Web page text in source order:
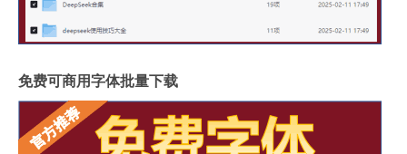
免费可商用字体批量下载